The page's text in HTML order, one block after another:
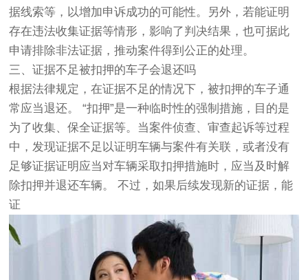
据线索等，以增加申诉成功的可能性。另外，若能证明
存在违法收集证据等情形，影响了判决结果，也可据此
申请排除非法证据，推动案件得到公正的处理。
三、证据不足被扣押的车子会退还吗
根据法律规定，在证据不足的情况下，被扣押的车子通
常应当退还。 “扣押”是一种临时性的强制措施，目的是
为了收集、保全证据等。当案件侦查、审查起诉等过程
中，发现证据不足以证明车辆与案件有关联，或者没有
足够证据证明应当对车辆采取扣押措施时，应当及时解
除扣押并退还车辆。 不过，如果后续发现新的证据，能
证